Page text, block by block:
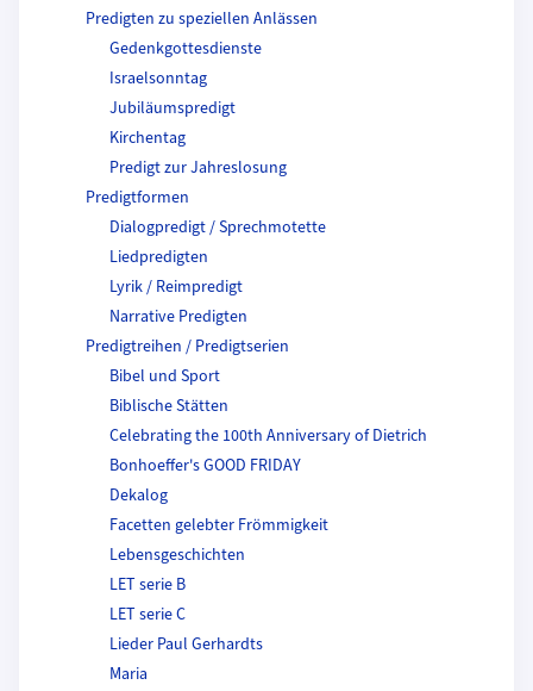
Predigten zu speziellen Anlässen
Gedenkgottesdienste
Israelsonntag
Jubiläumspredigt
Kirchentag
Predigt zur Jahreslosung
Predigtformen
Dialogpredigt / Sprechmotette
Liedpredigten
Lyrik / Reimpredigt
Narrative Predigten
Predigtreihen / Predigtserien
Bibel und Sport
Biblische Stätten
Celebrating the 100th Anniversary of Dietrich
Bonhoeffer's GOOD FRIDAY
Dekalog
Facetten gelebter Frömmigkeit
Lebensgeschichten
LET serie B
LET serie C
Lieder Paul Gerhardts
Maria